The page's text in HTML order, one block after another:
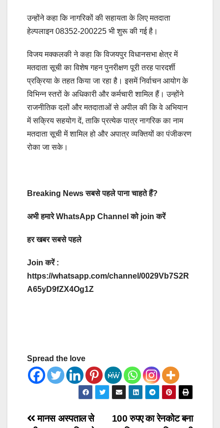
उन्होंने कहा कि नागरिकों की सहायता के लिए मतदाता
हेल्पलाइन 08352-200225 भी शुरू की गई है।
विजय मक्कलकी ने कहा कि विजयपुर विधानसभा क्षेत्र में
मतदाता सूची का विशेष गहन पुनरीक्षण पूरी तरह पारदर्शी
प्रक्रिया के तहत किया जा रहा है। इसमें निर्वाचन आयोग के
विभिन्न स्तरों के अधिकारी और कर्मचारी शामिल हैं। उन्होंने
राजनीतिक दलों और मतदाताओं से अपील की कि वे अभियान
में सक्रिय सहयोग दें, ताकि प्रत्येक पात्र नागरिक का नाम
मतदाता सूची में शामिल हो और अपात्र व्यक्तियों का पंजीकरण
रोका जा सके।
Breaking News सबसे पहले पाना चाहते हैं?
अभी हमारे WhatsApp Channel को join करें
हर खबर सबसे पहले
Join करें :
https://whatsapp.com/channel/0029Vb7S2R
A65yD9fZX4Og1Z
Spread the love
Post
100 रुपए का रेनकोट बना
मानस अस्पताल से